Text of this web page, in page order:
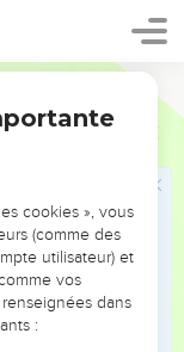
de ses
par le séjour des
dans
déraciné.
et n’ont pas
jours des
cookies », vous
(comme des
utilisateur) et
vos
dans
: